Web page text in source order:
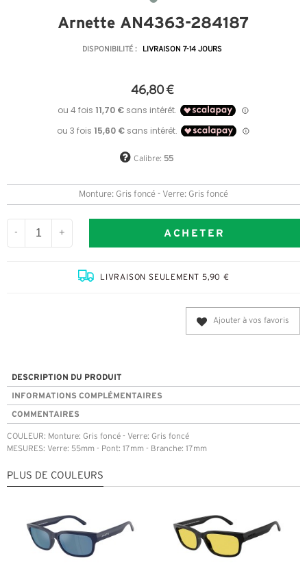
Arnette AN4363-284187
DISPONIBILITÉ : LIVRAISON 7-14 JOURS
46,80 €
Calibre: 55
Monture: Gris foncé - Verre: Gris foncé
- + ACHETER
LIVRAISON SEULEMENT 5,90 €
Ajouter à vos favoris
DESCRIPTION DU PRODUIT
INFORMATIONS COMPLÉMENTAIRES
COMMENTAIRES
COULEUR: Monture: Gris foncé - Verre: Gris foncé
MESURES: Verre: 55mm - Pont: 17mm - Branche: 17mm
PLUS DE COULEURS